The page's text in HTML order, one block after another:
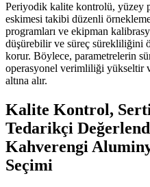
Periyodik kalite kontrolü, yüzey
eskimesi takibi düzenli
programları ve ekipman
düşürebilir ve süreç sürekliliğini
korur. Böylece, parametrelerin
operasyonel verimliliği yükseltir
altına alır.
Kalite Kontrol,
Tedarikçi
Kahverengi
Seçimi